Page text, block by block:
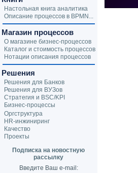
Настольная книга аналитика
Описание процессов в BPMN...
Магазин процессов
О магазине бизнес-процессов
Каталог и стоимость процессов
Нотации описания процессов
Решения
Решения для Банков
Решения для ВУЗов
Стратегия и BSC/KPI
Бизнес-процессы
Оргструктура
HR-инжиниринг
Качество
Проекты
Подписка на новостную
рассылку
Введите Ваш e-mail: